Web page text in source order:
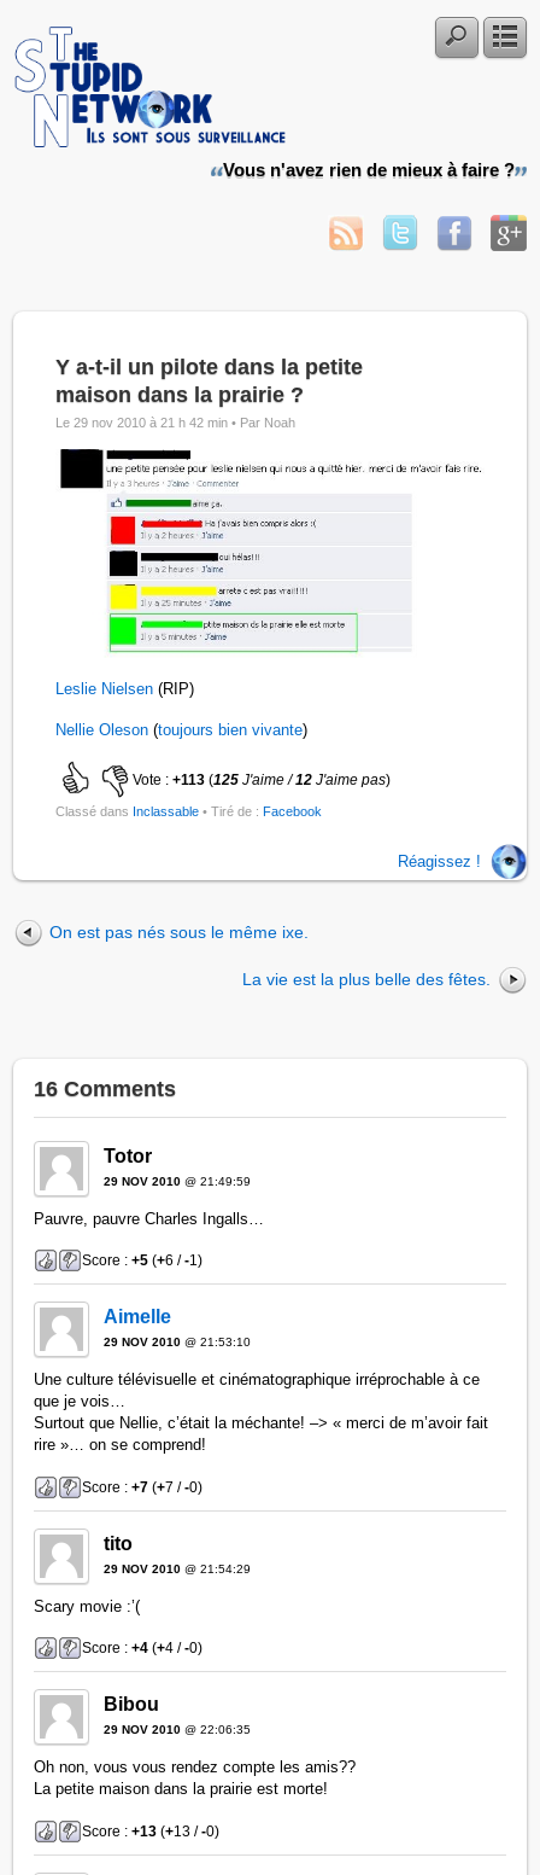
Vous n'avez rien de mieux à faire ?
Y a-t-il un pilote dans la petite
maison dans la prairie ?
Le 29 nov 2010 à 21 h 42 min • Par Noah
Leslie Nielsen (RIP)
Nellie Oleson (toujours bien vivante)
Vote :+113 (125J'aime /12 J'aime pas)
Classé dans Inclassable • Tiré de :Facebook
Réagissez !
On est pas nés sous le même ixe.
La vie est la plus belle des fêtes.
16 Comments
Totor
29 NOV 2010 @ 21:49:59
Pauvre, pauvre Charles Ingalls…
Score :+5 (+6 /-1)
Aimelle
29 NOV 2010 @ 21:53:10
Une culture télévisuelle et cinématographique irréprochable à ce
que je vois…
Surtout que Nellie, c’était la méchante! –> « merci de m’avoir fait
rire »… on se comprend!
Score :+7 (+7 /-0)
tito
29 NOV 2010 @ 21:54:29
Scary movie :’(
Score :+4 (+4 /-0)
Bibou
29 NOV 2010 @ 22:06:35
Oh non, vous vous rendez compte les amis??
La petite maison dans la prairie est morte!
Score :+13 (+13 /-0)